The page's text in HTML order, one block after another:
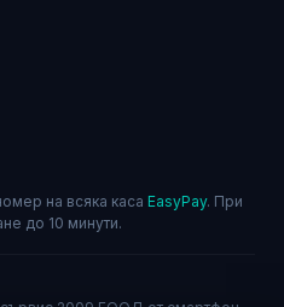
на всяка каса EasyPay. При
до 10 минути.